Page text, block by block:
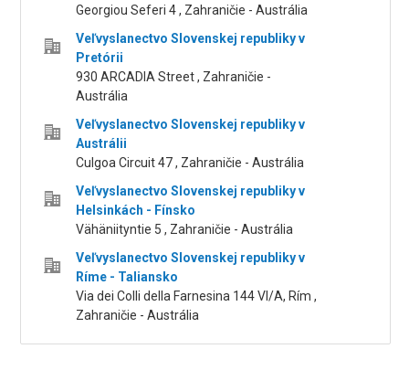
Georgiou Seferi 4 , Zahraničie - Austrália
Veľvyslanectvo Slovenskej republiky v
Pretórii
930 ARCADIA Street , Zahraničie -
Austrália
Veľvyslanectvo Slovenskej republiky v
Austrálii
Culgoa Circuit 47 , Zahraničie - Austrália
Veľvyslanectvo Slovenskej republiky v
Helsinkách - Fínsko
Vähäniityntie 5 , Zahraničie - Austrália
Veľvyslanectvo Slovenskej republiky v
Ríme - Taliansko
Via dei Colli della Farnesina 144 VI/A, Rím ,
Zahraničie - Austrália